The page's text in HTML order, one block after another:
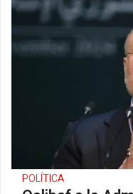
POLÍTICA